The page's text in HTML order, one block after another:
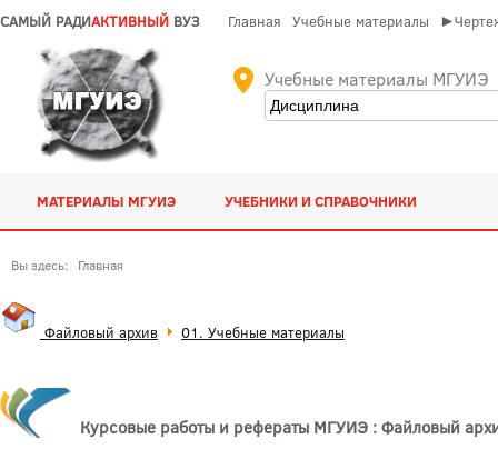
САМЫЙ РАДИАКТИВНЫЙ ВУЗ Главная Учебные материалы
Учебные материалы МГУИЭ
МАТЕРИАЛЫ МГУИЭ УЧЕБНИКИ И СПРАВОЧНИКИ
Вы здесь: Главная
Файловый архив 01. Учебные материалы
Курсовые работы и рефераты МГУИЭ : Файловый